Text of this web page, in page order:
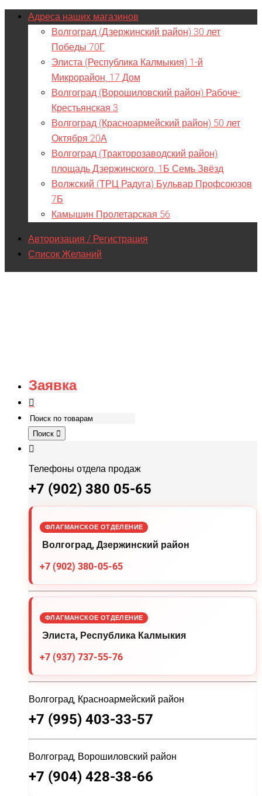
Адреса наших магазинов
Волгоград (Дзержинский район) 30 лет
Победы 70Г
Элиста (Республика Калмыкия) 1-й
Микрорайон, 17 Дом
Волгоград (Ворошиловский район) Рабоче-
Крестьянская 3
Волгоград (Красноармейский район) 50 лет
Октября 20А
Волгоград (Тракторозаводский район)
площадь Дзержинского, 1Б Семь Звёзд
Волжский (ТРЦ Радуга) Бульвар Профсоюзов
7Б
Камышин Пролетарская 56
Авторизация / Регистрация
Список Желаний
Заявка
Поиск
Телефоны отдела продаж
+7 (902) 380 05-65
ФЛАГМАНСКОЕ ОТДЕЛЕНИЕ
Волгоград, Дзержинский район
+7 (902) 380-05-65
ФЛАГМАНСКОЕ ОТДЕЛЕНИЕ
Элиста, Республика Калмыкия
+7 (937) 737-55-76
Волгоград, Красноармейский район
+7 (995) 403-33-57
Волгоград, Ворошиловский район
+7 (904) 428-38-66